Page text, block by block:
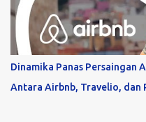
Dinamika Panas Persaingan
Antara Airbnb, Travelio, dan